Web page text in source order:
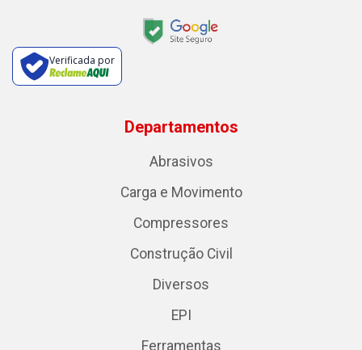
Verificada por
Departamentos
Abrasivos
Carga e Movimento
Compressores
Construção Civil
Diversos
EPI
Ferramentas